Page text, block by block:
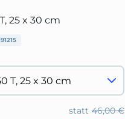
25 x 30 cm
46,00 €
statt